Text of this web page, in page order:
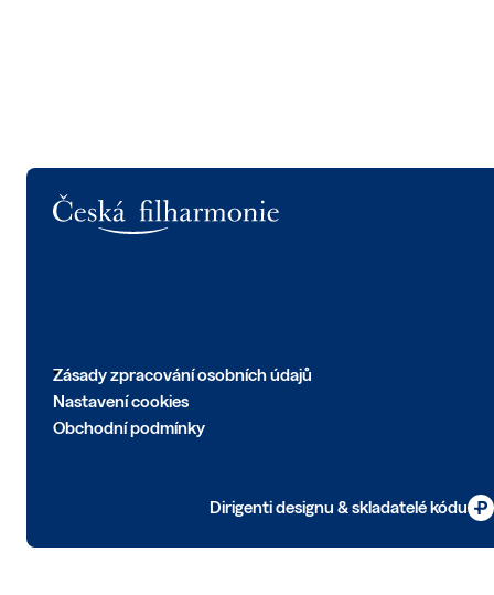
Zásady zpracování osobních údajů
Nastavení cookies
Obchodní podmínky
Dirigenti designu & skladatelé kódu